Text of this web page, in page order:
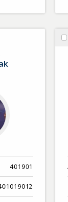
401901